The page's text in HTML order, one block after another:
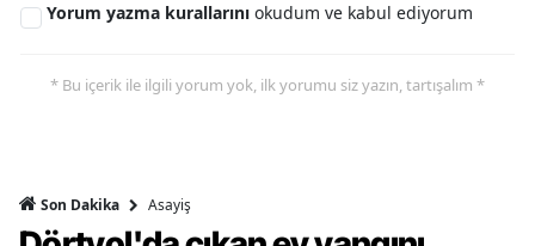
Yorum yazma kurallarını okudum ve kabul ediyorum
* Bu içerik ile ilgili yorum yok, ilk yorumu siz yazın, tartışalım *
Son Dakika Asayiş